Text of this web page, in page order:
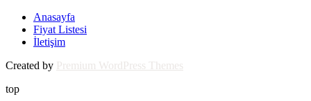
Anasayfa
Fiyat Listesi
İletişim
Created by Premium WordPress Themes
top